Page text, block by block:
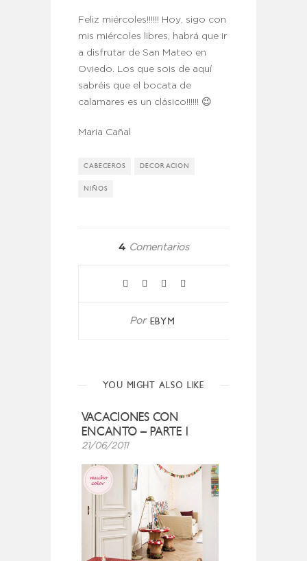
Feliz miércoles!!!!!! Hoy, sigo con
mis miércoles libres, habrá que ir
a disfrutar de San Mateo en
Oviedo. Los que sois de aquí
sabréis que el bocata de
calamares es un clásico!!!!!! 😉
Maria Cañal
CABECEROS DECORACION
NIÑOS
4 Comentarios
Por EBYM
YOU MIGHT ALSO LIKE
VACACIONES CON
ENCANTO – PARTE I
21/06/2011